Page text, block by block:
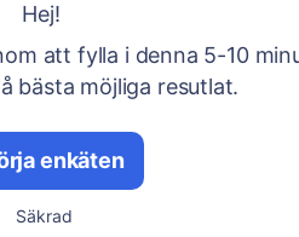
Hej!
att fylla i denna 5-10
bästa möjliga resutlat.
enkäten
Säkrad